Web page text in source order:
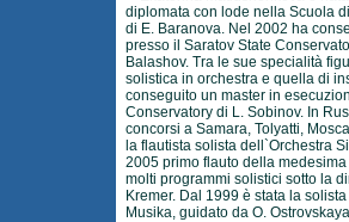
diplomata con lode nella Scuola
di E. Baranova. Nel 2002 ha
presso il Saratov State
Balashov. Tra le sue specialità
solistica in orchestra e quella di
conseguito un master in
Conservatory di L. Sobinov. In
concorsi a Samara, Tolyatti,
la flautista solista dell`Orchestra
2005 primo flauto della
molti programmi solistici sotto la
Kremer. Dal 1999 è stata la
Musika, guidato da O.